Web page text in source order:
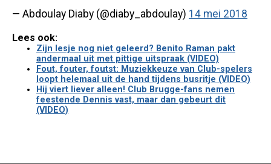
— Abdoulay Diaby (@diaby_abdoulay) 14 mei 2018
Lees ook:
Zijn lesje nog niet geleerd? Benito Raman pakt
andermaal uit met pittige uitspraak (VIDEO)
Fout, fouter, foutst: Muziekkeuze van Club-spelers
loopt helemaal uit de hand tijdens busritje (VIDEO)
Hij viert liever alleen! Club Brugge-fans nemen
feestende Dennis vast, maar dan gebeurt dit
(VIDEO)